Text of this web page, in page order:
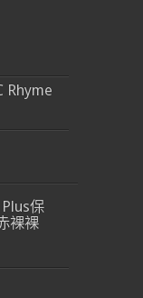
Rhyme
保
裸裸